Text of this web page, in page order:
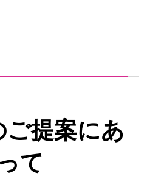
提案にあ
て